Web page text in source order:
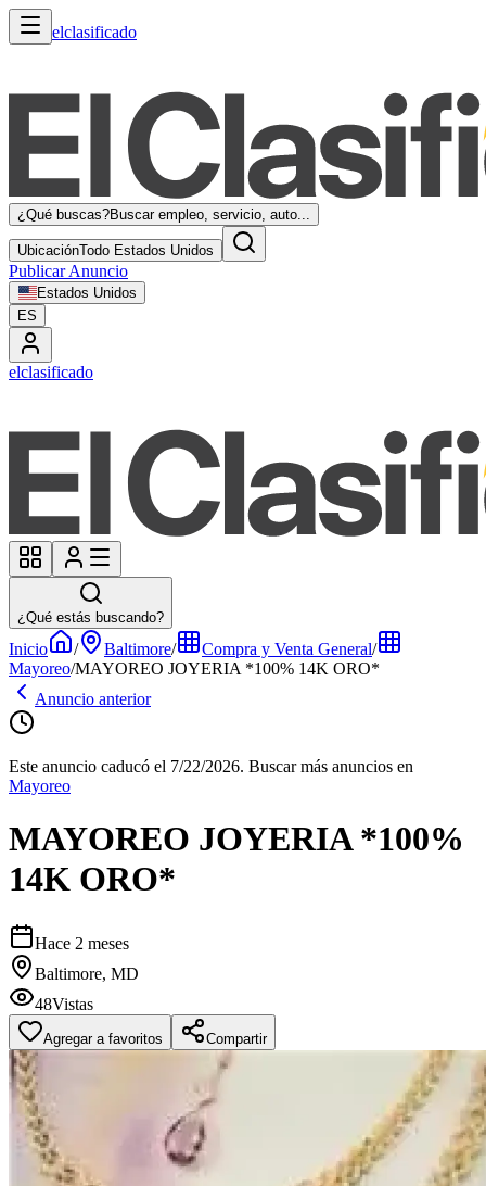
elclasificado
¿Qué buscas?Buscar empleo, servicio, auto...
UbicaciónTodo Estados Unidos
Publicar Anuncio
Estados Unidos
ES
elclasificado
¿Qué estás buscando?
Inicio / Baltimore/ Compra y Venta General/
Mayoreo/MAYOREO JOYERIA *100% 14K ORO*
Anuncio anterior
Este anuncio caducó el 7/22/2026. Buscar más anuncios en
Mayoreo
MAYOREO JOYERIA *100%
14K ORO*
Hace 2 meses
Baltimore, MD
48Vistas
Agregar a favoritos Compartir